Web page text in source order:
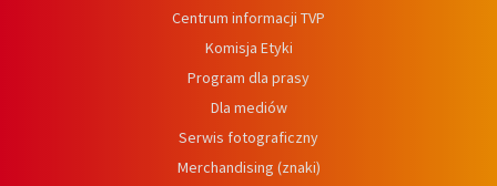
Centrum informacji TVP
Komisja Etyki
Program dla prasy
Dla mediów
Serwis fotograficzny
Merchandising (znaki)